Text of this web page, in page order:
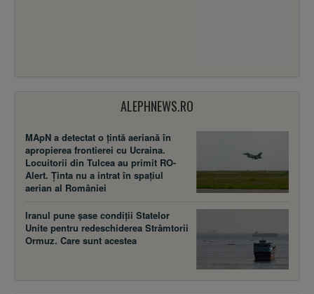
ALEPHNEWS.RO
MApN a detectat o țintă aeriană în
apropierea frontierei cu Ucraina.
Locuitorii din Tulcea au primit RO-
Alert. Ținta nu a intrat în spațiul
aerian al României
Iranul pune șase condiții Statelor
Unite pentru redeschiderea Strâmtorii
Ormuz. Care sunt acestea